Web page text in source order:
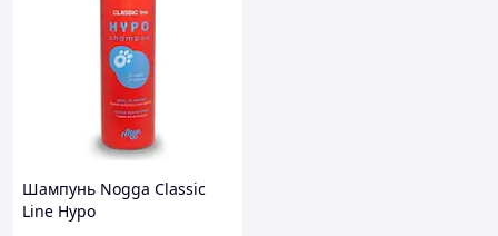
Шампунь Nogga Classic
Line Hypo